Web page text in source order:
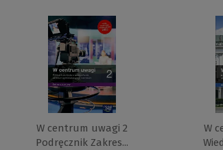
W centrum uwagi 2
Podręcznik Zakres...
W